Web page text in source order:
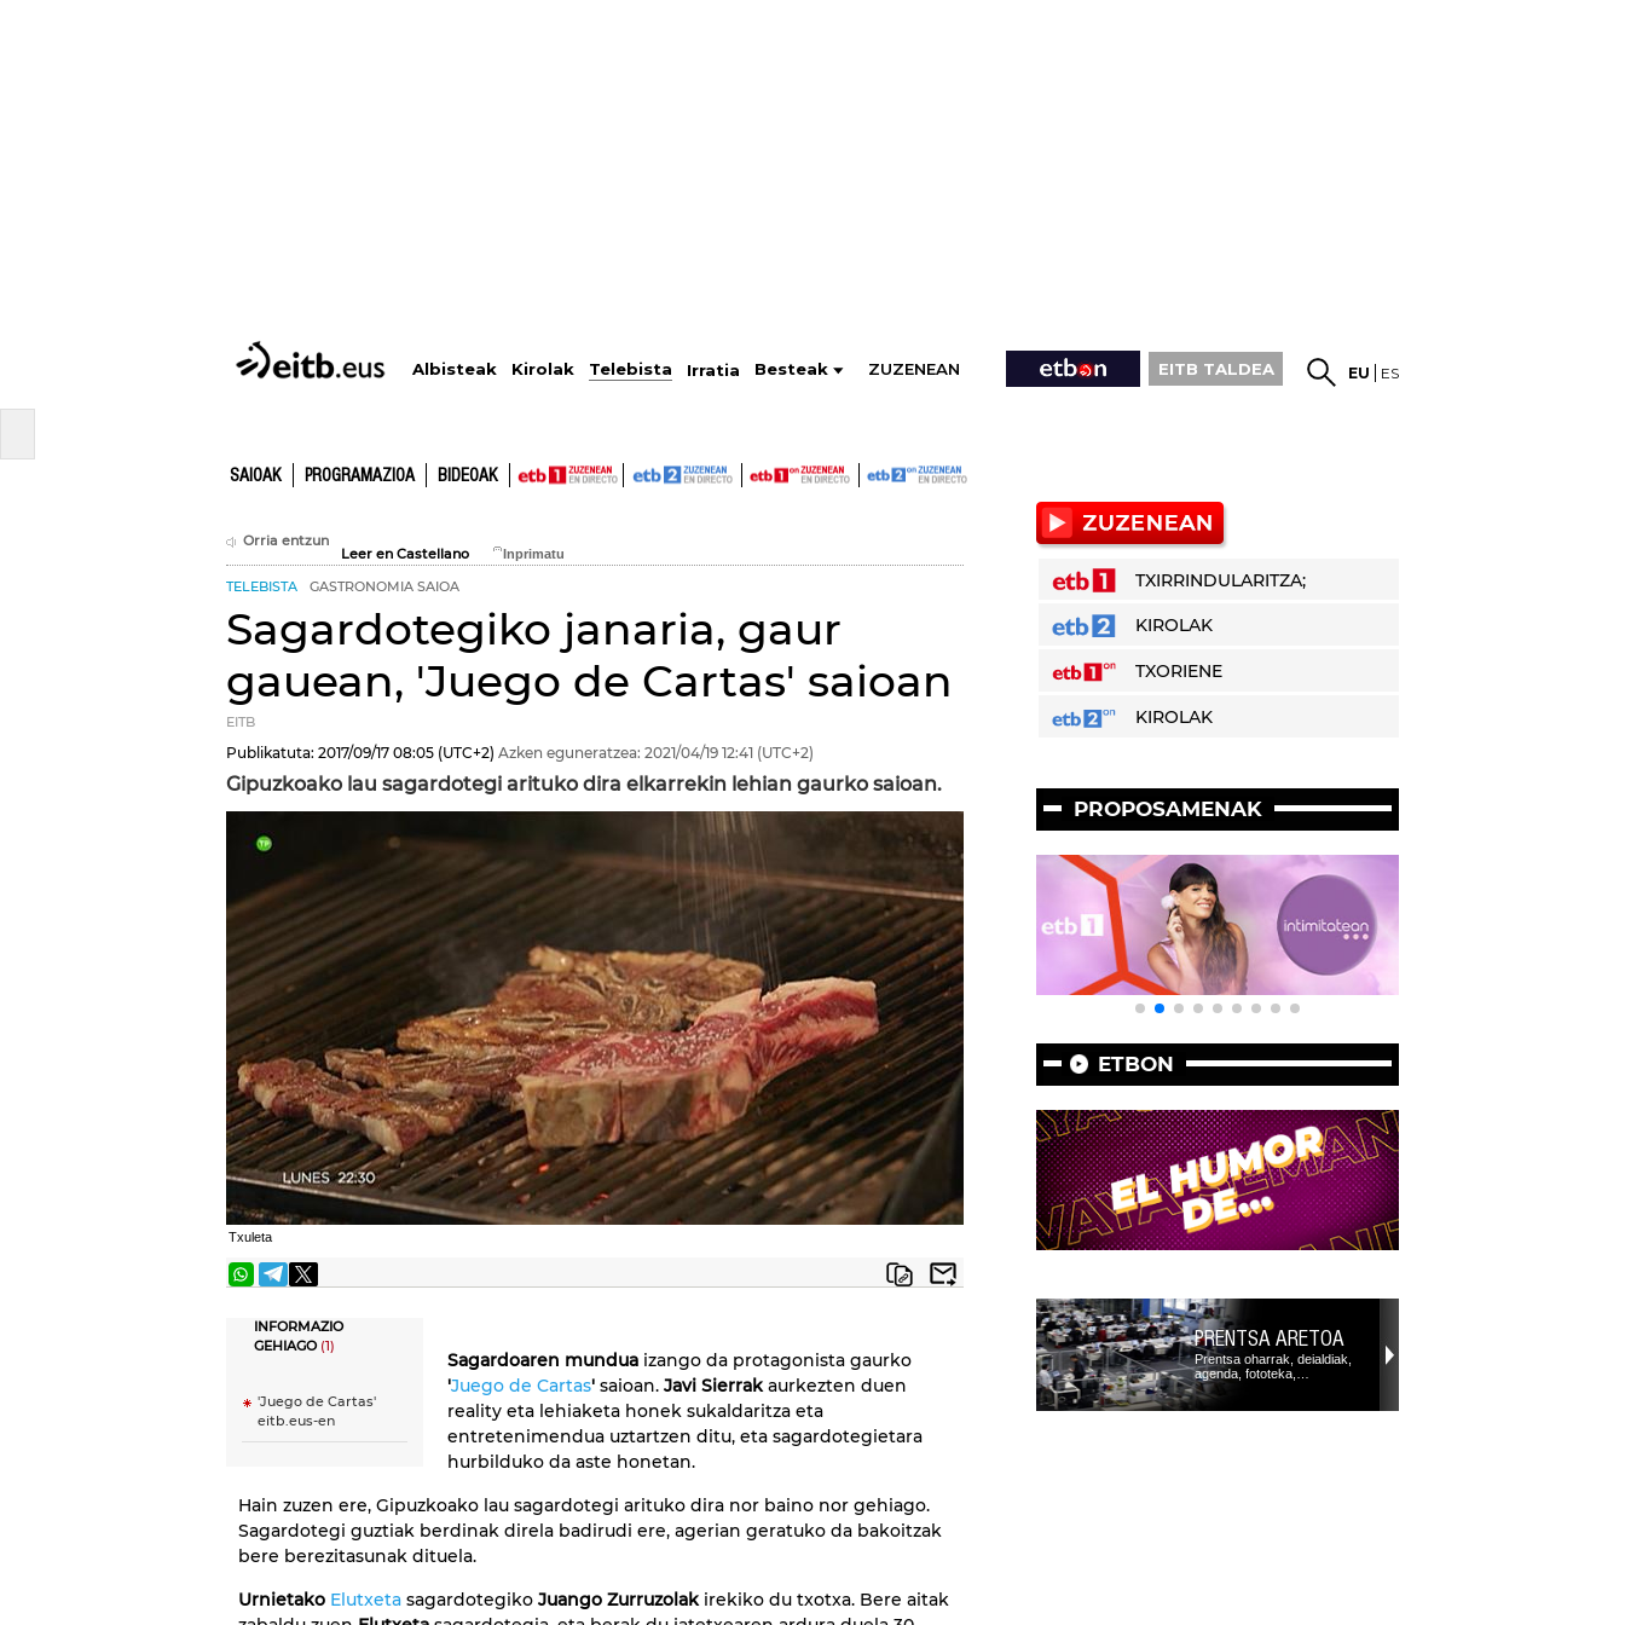
Albisteak Kirolak Telebista Irratia Besteak ZUZENEAN EITB TALDEA EU ES
SAIOAK PROGRAMAZIOA BIDEOAK
Orria entzun
Leer en Castellano
TELEBISTA GASTRONOMIA SAIOA
Sagardotegiko janaria, gaur
gauean, 'Juego de Cartas' saioan
EITB
Publikatuta: 2017/09/17 08:05 (UTC+2) Azken eguneratzea: 2021/04/19 12:41 (UTC+2)
Gipuzkoako lau sagardotegi arituko dira elkarrekin lehian gaurko saioan.
Txuleta
INFORMAZIO
GEHIAGO(1)
'Juego de Cartas'
eitb.eus-en
Sagardoaren mundua izango da protagonista gaurko
'Juego de Cartas' saioan. Javi Sierrakaurkezten duen
reality eta lehiaketa honek sukaldaritza eta
entretenimendua uztartzen ditu, eta sagardotegietara
hurbilduko da aste honetan.
Hain zuzen ere, Gipuzkoako lau sagardotegi arituko dira nor baino nor gehiago.
Sagardotegi guztiak berdinak direla badirudi ere, agerian geratuko da bakoitzak
bere berezitasunak dituela.
Urnietako Elutxeta sagardotegiko Juango Zurruzolakirekiko du txotxa. Bere aitak
TXIRRINDULARITZA;
KIROLAK
TXORIENE
KIROLAK
PROPOSAMENAK
ETBON
PRENTSA ARETOA
Prentsa oharrak, deialdiak,
agenda, fototeka,…